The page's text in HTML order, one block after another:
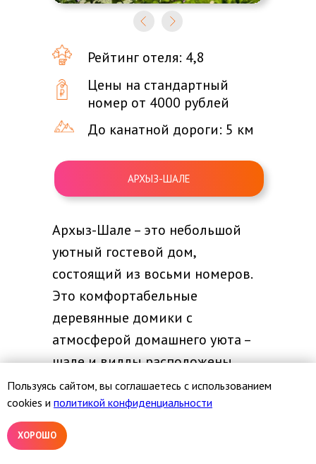
Рейтинг отеля: 4,8
Цены на стандартный
номер от 4000 рублей
До канатной дороги: 5 км
Архыз-Шале – это небольшой
уютный гостевой дом,
состоящий из восьми номеров.
Это комфортабельные
деревянные домики с
атмосферой домашнего уюта –
шале и виллы расположены
между соснами.
АРХЫЗ-ШАЛЕ
лесах Архыза, имеет удобный доступ к
Пользуясь сайтом, вы соглашаетесь с использованием
cookies и политикой конфиденциальности
ХОРОШО